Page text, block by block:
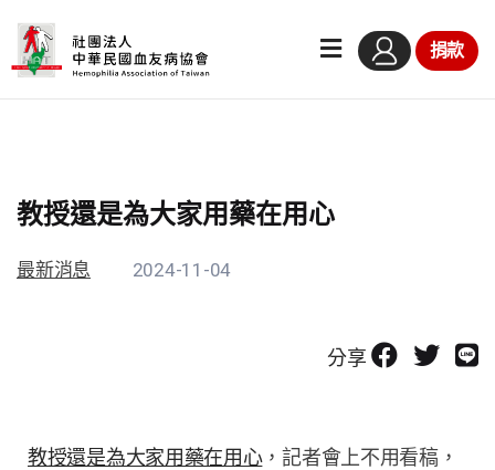
捐款
教授還是為大家用藥在用心
最新消息 2024-11-04
分享
教授還是為大家用藥在用心，記者會上不用看稿，